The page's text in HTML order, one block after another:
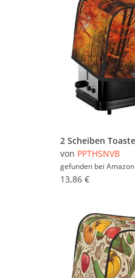
von PPTHSNVB
gefunden bei Amazon
13,86 €